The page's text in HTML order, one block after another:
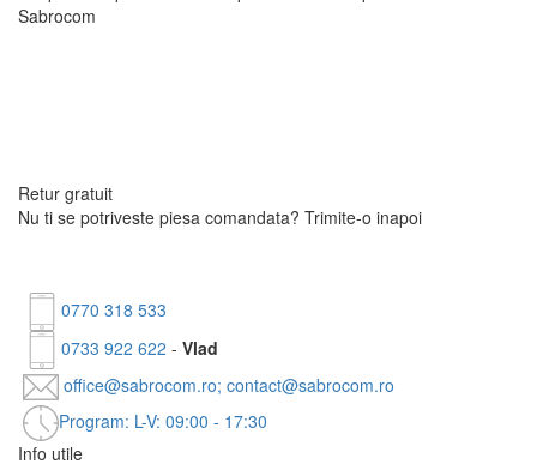
Sabrocom
Retur gratuit
Nu ti se potriveste piesa comandata? Trimite-o inapoi
0770 318 533
0733 922 622 - Vlad
office@sabrocom.ro; contact@sabrocom.ro
Program: L-V: 09:00 - 17:30
Info utile